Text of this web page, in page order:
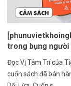
trong bụng người
Đọc Vị Tâm Trí của
cuốn sách đã bán